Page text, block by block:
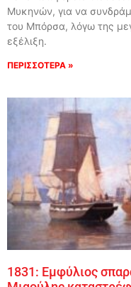
Μυκηνών, για να
του Μπόρσα, λόγω της
εξέλιξη.
ΠΕΡΙΣΣΟΤΕΡΑ »
1831: Εμφύλιος